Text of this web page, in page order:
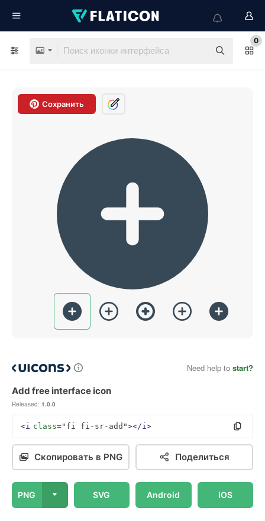
0
Сохранить
Need help to start?
Add free interface icon
Released: 1.0.0
<i class="fi fi-sr-add"></i>
Скопировать в PNG Поделиться
PNG SVG Android iOS